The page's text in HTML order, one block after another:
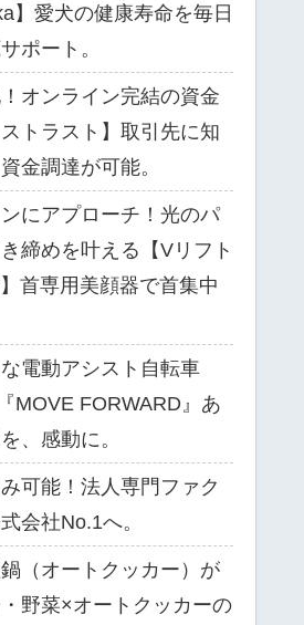
】愛犬の健康寿命を毎日
ポート。
オンライン完結の資金
トラスト】取引先に知
金調達が可能。
にアプローチ！光のパ
締めを叶える【Vリフト
首専用美顔器で首集中
電動アシスト自転車
MOVE FORWARD』あ
、感動に。
可能！法人専門ファク
会社No.1へ。
（オートクッカー）が
野菜×オートクッカーの